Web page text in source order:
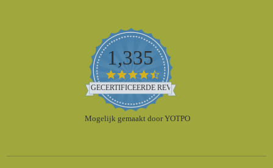
1,335
4.5
star
rating
GECERTIFICEERDE REVIEWS
Mogelijk gemaakt door YOTPO